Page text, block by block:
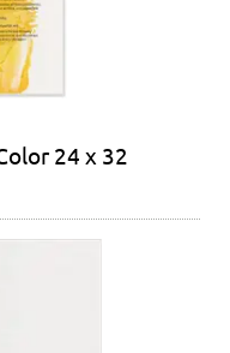
24 x 32